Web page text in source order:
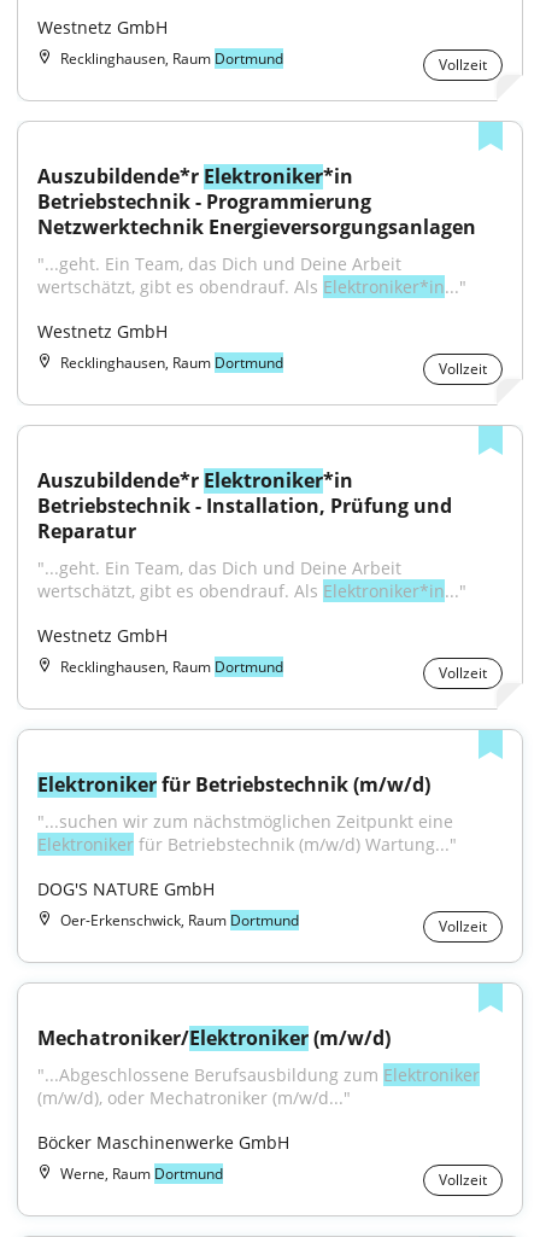
Westnetz GmbH
Recklinghausen, Raum Dortmund Vollzeit
Auszubildende*r Elektroniker*in
Betriebstechnik - Programmierung
Netzwerktechnik Energieversorgungsanlagen
"...geht. Ein Team, das Dich und Deine Arbeit
wertschätzt, gibt es obendrauf. Als Elektroniker*in..."
Westnetz GmbH
Recklinghausen, Raum Dortmund Vollzeit
Auszubildende*r Elektroniker*in
Betriebstechnik - Installation, Prüfung und
Reparatur
"...geht. Ein Team, das Dich und Deine Arbeit
wertschätzt, gibt es obendrauf. Als Elektroniker*in..."
Westnetz GmbH
Recklinghausen, Raum Dortmund Vollzeit
Elektroniker für Betriebstechnik (m/w/d)
Elektroniker für Betriebstechnik (m/w/d) Wartung..."
DOG'S NATURE GmbH
Oer-Erkenschwick, Raum Dortmund Vollzeit
Mechatroniker/Elektroniker (m/w/d)
"...Abgeschlossene Berufsausbildung zum Elektroniker
(m/w/d), oder Mechatroniker (m/w/d..."
Böcker Maschinenwerke GmbH
Werne, Raum Dortmund Vollzeit